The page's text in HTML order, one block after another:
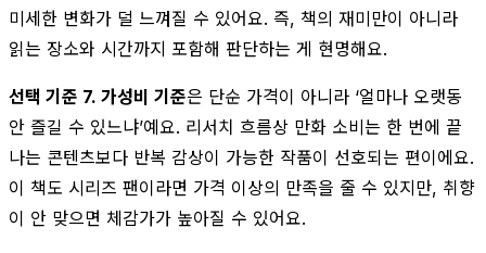
미세한 변화가 덜 느껴질 수 있어요. 즉, 책의 재미만이 아니라
읽는 장소와 시간까지 포함해 판단하는 게 현명해요.
선택 기준 7. 가성비 기준은 단순 가격이 아니라 ‘얼마나 오랫동
안 즐길 수 있느냐’예요. 리서치 흐름상 만화 소비는 한 번에 끝
나는 콘텐츠보다 반복 감상이 가능한 작품이 선호되는 편이에요.
이 책도 시리즈 팬이라면 가격 이상의 만족을 줄 수 있지만, 취향
이 안 맞으면 체감가가 높아질 수 있어요.